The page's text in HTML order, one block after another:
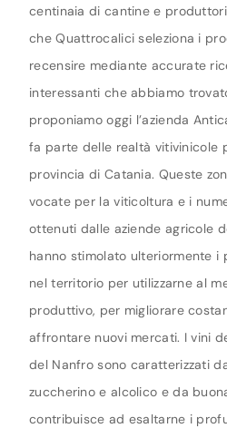
centinaia di cantine e produttori
che Quattrocalici seleziona i
recensire mediante accurate
interessanti che abbiamo
proponiamo oggi l’azienda
fa parte delle realtà vitivinicole
provincia di Catania. Queste
vocate per la viticoltura e i
ottenuti dalle aziende agricole
hanno stimolato ulteriormente
nel territorio per utilizzarne al
produttivo, per migliorare
affrontare nuovi mercati. I vini
del Nanfro sono caratterizzati
zuccherino e alcolico e da
contribuisce ad esaltarne i